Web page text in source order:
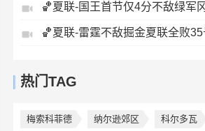
热门TAG
梅索科菲德 纳尔逊郊区 科尔多瓦